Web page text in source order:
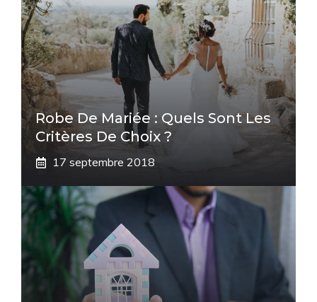
Robe De Mariée : Quels Sont Les
Critères De Choix ?
17 septembre 2018